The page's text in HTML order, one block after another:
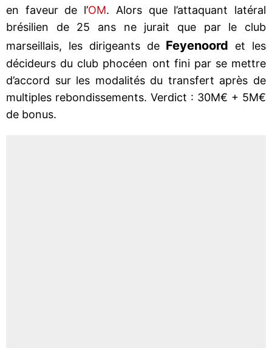
en faveur de l’OM. Alors que l’attaquant latéral
brésilien de 25 ans ne jurait que par le club
marseillais, les dirigeants de Feyenoord
et les
décideurs du club phocéen ont fini par se mettre
d’accord sur les modalités du transfert après de
multiples rebondissements. Verdict : 30M€ + 5M€
de bonus.